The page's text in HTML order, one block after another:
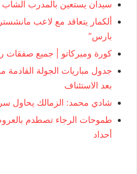
سيدان يستعين بالمدرب الشاب
ألكمار يتعاقد مع لاعب مانشستر
بارس”
كورة وميركاتو | جميع صفقات
جدول مباريات الجولة القادمة
بعد الاستئناف
شادي محمد: الزمالك يحاول
طموحات الرجاء تصطدم
أحداد